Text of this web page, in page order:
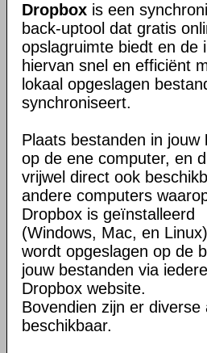
Dropbox is een
back-uptool dat gratis
opslagruimte biedt en de
hiervan snel en efficiënt
lokaal opgeslagen
synchroniseert.
Plaats bestanden in jouw
op de ene computer, en
vrijwel direct ook
andere computers
Dropbox is geïnstalleerd
(Windows, Mac, en
wordt opgeslagen op de
jouw bestanden via
Dropbox website.
Bovendien zijn er
beschikbaar.